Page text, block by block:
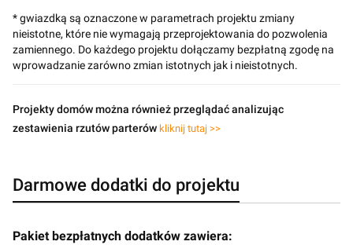
* gwiazdką są oznaczone w parametrach projektu zmiany
nieistotne, które nie wymagają przeprojektowania do pozwolenia
zamiennego. Do każdego projektu dołączamy bezpłatną zgodę na
wprowadzanie zarówno zmian istotnych jak i nieistotnych.
Projekty domów można również przeglądać analizując
zestawienia rzutów parterów kliknij tutaj >>
Darmowe dodatki do projektu
Pakiet bezpłatnych dodatków zawiera: